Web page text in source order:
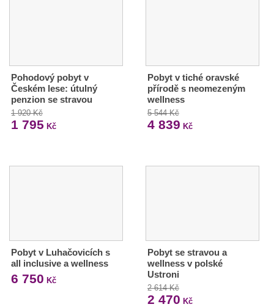
Pohodový pobyt v
Českém lese: útulný
penzion se stravou
1 920 Kč
1 795 Kč
Pobyt v tiché oravské
přírodě s neomezeným
wellness
5 544 Kč
4 839 Kč
Pobyt v Luhačovicích s
all inclusive a wellness
6 750 Kč
Pobyt se stravou a
wellness v polské
Ustroni
2 614 Kč
2 470 Kč